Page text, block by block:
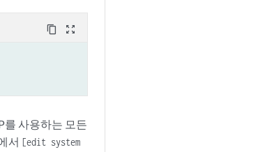
content_copy zoom_out_map
를 사용하는 모든
서 [edit system